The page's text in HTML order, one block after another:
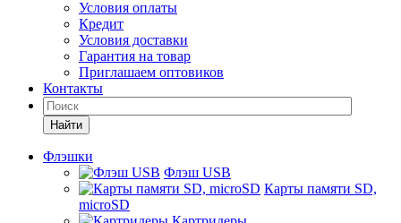
Условия оплаты
Кредит
Условия доставки
Гарантия на товар
Приглашаем оптовиков
Контакты
Найти
Флэшки
Флэш USB
Карты памяти SD,
microSD